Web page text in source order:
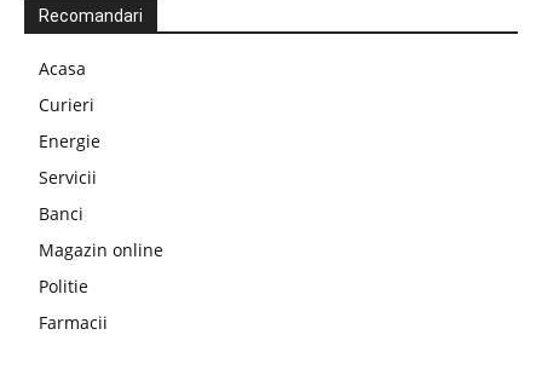
Recomandari
Acasa
Curieri
Energie
Servicii
Banci
Magazin online
Politie
Farmacii